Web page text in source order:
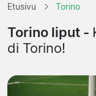
Etusivu Torino
Torino liput -
di Torino!